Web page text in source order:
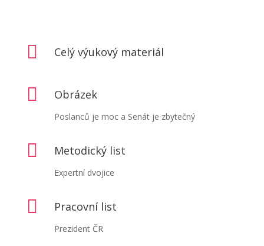
 Celý výukový materiál
 Obrázek
Poslanců je moc a Senát je zbytečný
 Metodický list
Expertní dvojice
 Pracovní list
Prezident ČR